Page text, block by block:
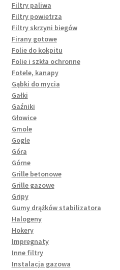
Filtry paliwa
Filtry powietrza
Filtry skrzyni biegów
Firany gotowe
Folie do kokpitu
Folie i szkła ochronne
Fotele, kanapy
Gąbki do mycia
Gałki
Gaźniki
Głowice
Gmole
Gogle
Góra
Górne
Grille betonowe
Grille gazowe
Gripy
Gumy drążków stabilizatora
Halogeny
Hokery
Impregnaty
Inne filtry
Instalacja gazowa